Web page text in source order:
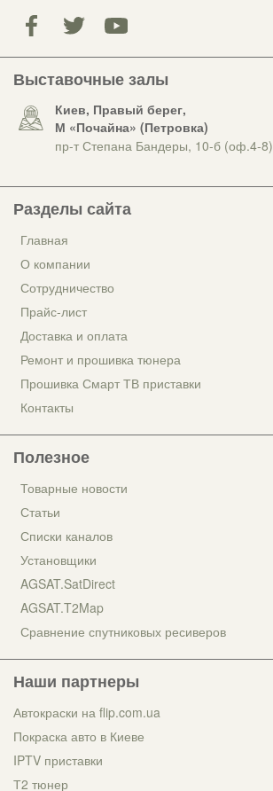
Выставочные залы
Киев, Правый берег,
М «Почайна» (Петровка)
пр-т Степана Бандеры, 10-б (оф.4-8)
Разделы сайта
Главная
О компании
Сотрудничество
Прайс-лист
Доставка и оплата
Ремонт и прошивка тюнера
Прошивка Смарт ТВ приставки
Контакты
Полезное
Товарные новости
Статьи
Списки каналов
Установщики
AGSAT.SatDirect
AGSAT.T2Map
Сравнение спутниковых ресиверов
Наши партнеры
Автокраски на flip.com.ua
Покраска авто в Киеве
IPTV приставки
Т2 тюнер